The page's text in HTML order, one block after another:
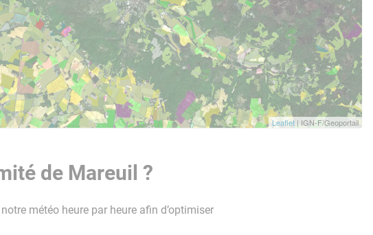
Leaflet | IGN-F/Geoportail
de Mareuil ?
météo heure par heure afin d’optimiser